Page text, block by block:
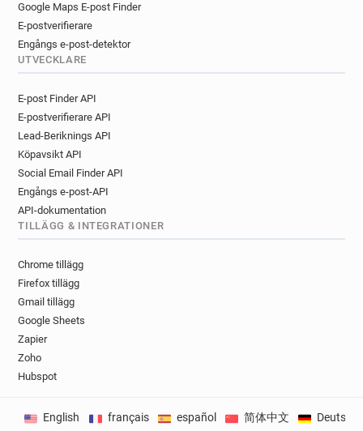
Google Maps E-post Finder
E-postverifierare
Engångs e-post-detektor
UTVECKLARE
E-post Finder API
E-postverifierare API
Lead-Beriknings API
Köpavsikt API
Social Email Finder API
Engångs e-post-API
API-dokumentation
TILLÄGG & INTEGRATIONER
Chrome tillägg
Firefox tillägg
Gmail tillägg
Google Sheets
Zapier
Zoho
Hubspot
English français español 简体中文 Deutsch